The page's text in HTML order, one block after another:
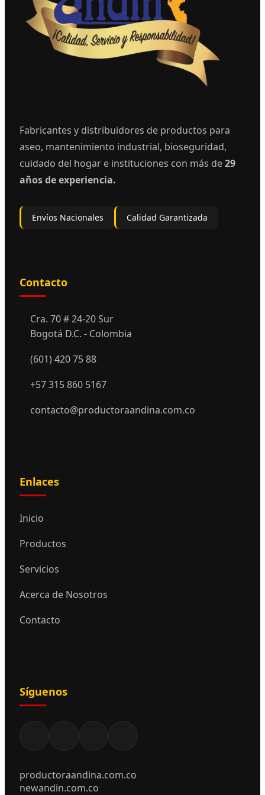
Fabricantes y distribuidores de productos para
aseo, mantenimiento industrial, bioseguridad,
cuidado del hogar e instituciones con más de29
años de experiencia.
Envíos Nacionales Calidad Garantizada
Contacto
Cra. 70 # 24-20 Sur
Bogotá D.C. - Colombia
(601) 420 75 88
+57 315 860 5167
contacto@productoraandina.com.co
Enlaces
Inicio
Productos
Servicios
Acerca de Nosotros
Contacto
Síguenos
productoraandina.com.co
newandin.com.co